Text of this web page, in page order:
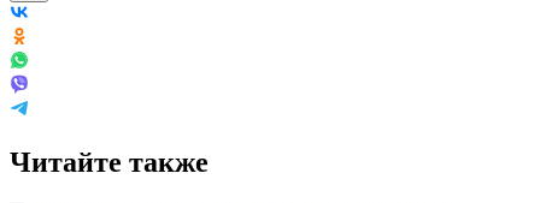
Читайте также